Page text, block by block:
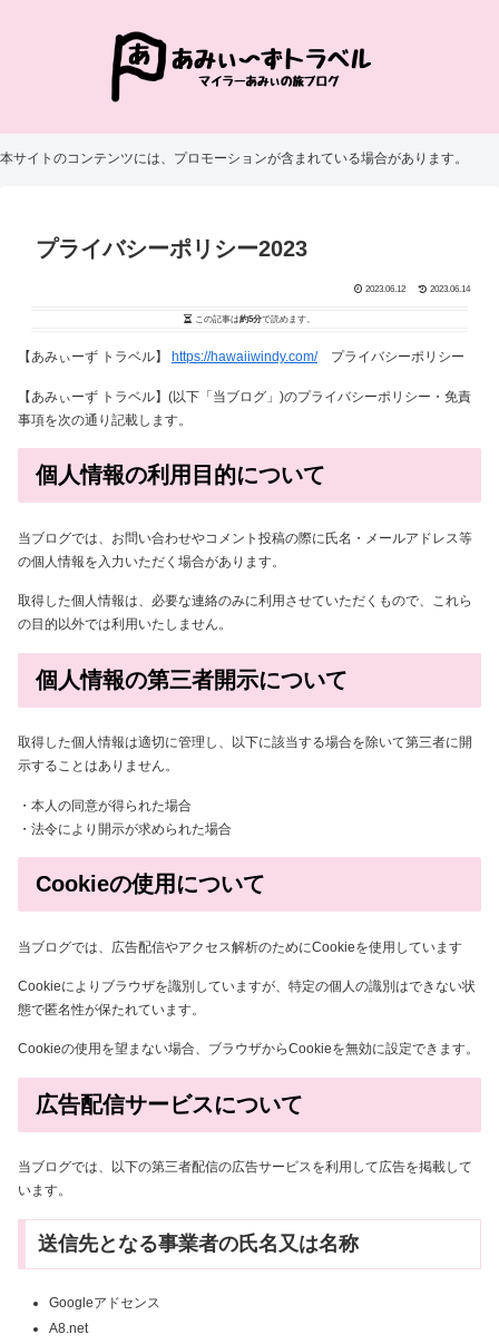
本サイトのコンテンツには、プロモーションが含まれている場合があります。
プライバシーポリシー2023
2023.06.12 2023.06.14
この記事は約5分で読めます。
【あみぃーず トラベル】 https://hawaiiwindy.com/プライバシーポリシー
【あみぃーず トラベル】(以下「当ブログ」)のプライバシーポリシー・免責
事項を次の通り記載します。
個人情報の利用目的について
当ブログでは、お問い合わせやコメント投稿の際に氏名・メールアドレス等
の個人情報を入力いただく場合があります。
取得した個人情報は、必要な連絡のみに利用させていただくもので、これら
の目的以外では利用いたしません。
個人情報の第三者開示について
取得した個人情報は適切に管理し、以下に該当する場合を除いて第三者に開
示することはありません。
・本人の同意が得られた場合
・法令により開示が求められた場合
Cookieの使用について
当ブログでは、広告配信やアクセス解析のためにCookieを使用しています
Cookieによりブラウザを識別していますが、特定の個人の識別はできない状
態で匿名性が保たれています。
Cookieの使用を望まない場合、ブラウザからCookieを無効に設定できます。
広告配信サービスについて
当ブログでは、以下の第三者配信の広告サービスを利用して広告を掲載して
います。
送信先となる事業者の氏名又は名称
Googleアドセンス
A8.net